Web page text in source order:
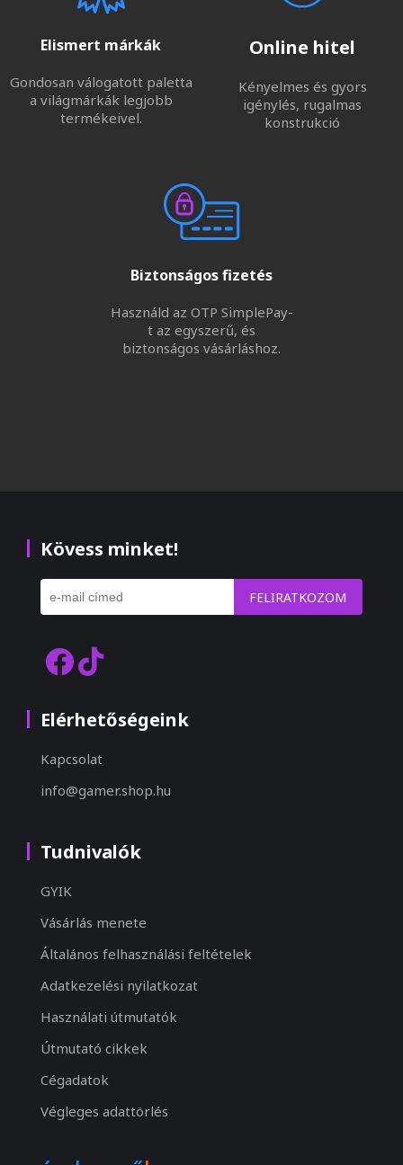
Elismert márkák
Gondosan válogatott paletta
a világmárkák legjobb
termékeivel.
Online hitel
Kényelmes és gyors
igénylés, rugalmas
konstrukció
Biztonságos fizetés
Használd az OTP SimplePay-
t az egyszerű, és
biztonságos vásárláshoz.
Kövess minket!
FELIRATKOZOM
Elérhetőségeink
Kapcsolat
info@gamer.shop.hu
Tudnivalók
GYIK
Vásárlás menete
Általános felhasználási feltételek
Adatkezelési nyilatkozat
Használati útmutatók
Útmutató cikkek
Cégadatok
Végleges adattörlés